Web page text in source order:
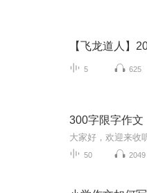
【飞龙道人】
5 625
300字限字作文
50 2049